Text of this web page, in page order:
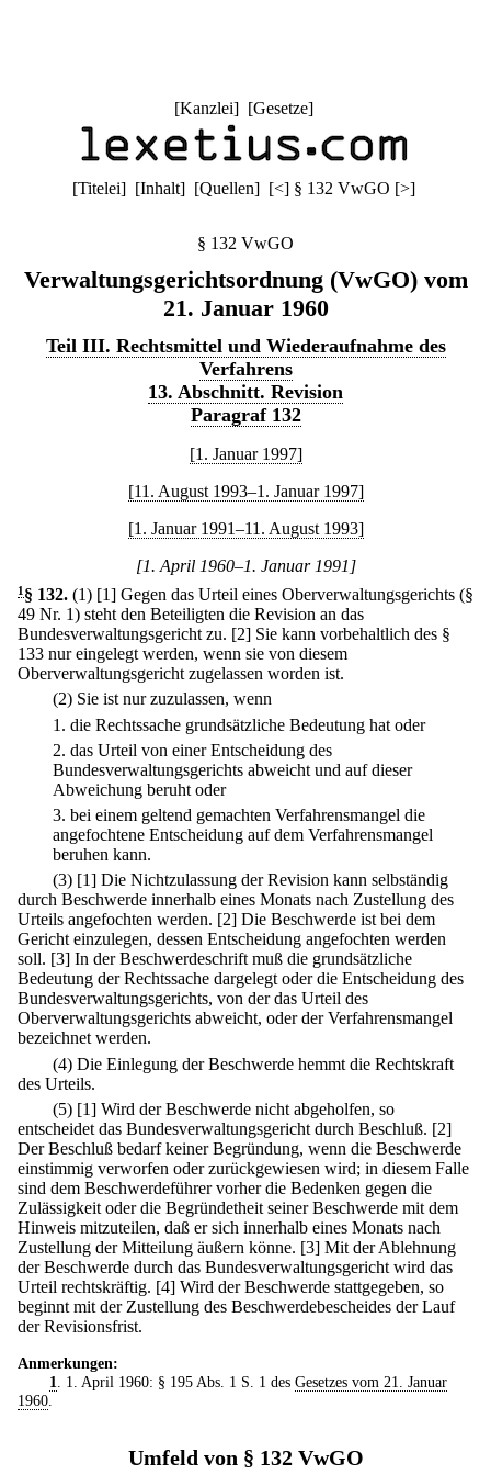
[Kanzlei] [Gesetze]
[Titelei] [Inhalt] [Quellen] [<] § 132 VwGO [>]
§ 132 VwGO
Verwaltungsgerichtsordnung (VwGO) vom
21. Januar 1960
Teil III. Rechtsmittel und Wiederaufnahme des
Verfahrens
13. Abschnitt. Revision
Paragraf 132
[1. Januar 1997]
[11. August 1993–1. Januar 1997]
[1. Januar 1991–11. August 1993]
[1. April 1960–1. Januar 1991]
1 § 132. (1) [1] Gegen das Urteil eines Oberverwaltungsgerichts (§
49 Nr. 1) steht den Beteiligten die Revision an das
Bundesverwaltungsgericht zu. [2] Sie kann vorbehaltlich des §
133 nur eingelegt werden, wenn sie von diesem
Oberverwaltungsgericht zugelassen worden ist.
(2) Sie ist nur zuzulassen, wenn
1. die Rechtssache grundsätzliche Bedeutung hat oder
2. das Urteil von einer Entscheidung des
Bundesverwaltungsgerichts abweicht und auf dieser
Abweichung beruht oder
3. bei einem geltend gemachten Verfahrensmangel die
angefochtene Entscheidung auf dem Verfahrensmangel
beruhen kann.
(3) [1] Die Nichtzulassung der Revision kann selbständig
durch Beschwerde innerhalb eines Monats nach Zustellung des
Urteils angefochten werden. [2] Die Beschwerde ist bei dem
Gericht einzulegen, dessen Entscheidung angefochten werden
soll. [3] In der Beschwerdeschrift muß die grundsätzliche
Bedeutung der Rechtssache dargelegt oder die Entscheidung des
Bundesverwaltungsgerichts, von der das Urteil des
Oberverwaltungsgerichts abweicht, oder der Verfahrensmangel
bezeichnet werden.
(4) Die Einlegung der Beschwerde hemmt die Rechtskraft
des Urteils.
(5) [1] Wird der Beschwerde nicht abgeholfen, so
entscheidet das Bundesverwaltungsgericht durch Beschluß. [2]
Der Beschluß bedarf keiner Begründung, wenn die Beschwerde
einstimmig verworfen oder zurückgewiesen wird; in diesem Falle
sind dem Beschwerdeführer vorher die Bedenken gegen die
Zulässigkeit oder die Begründetheit seiner Beschwerde mit dem
Hinweis mitzuteilen, daß er sich innerhalb eines Monats nach
Zustellung der Mitteilung äußern könne. [3] Mit der Ablehnung
der Beschwerde durch das Bundesverwaltungsgericht wird das
Urteil rechtskräftig. [4] Wird der Beschwerde stattgegeben, so
beginnt mit der Zustellung des Beschwerdebescheides der Lauf
der Revisionsfrist.
Anmerkungen:
1
. 1. April 1960: § 195 Abs. 1 S. 1 des Gesetzes vom 21. Januar
1960
Umfeld von § 132 VwGO